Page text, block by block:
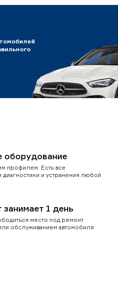
оборудование
профилем. Есть все
и устранения любой
1 день
место под ремонт.
обслуживанием автомобиля